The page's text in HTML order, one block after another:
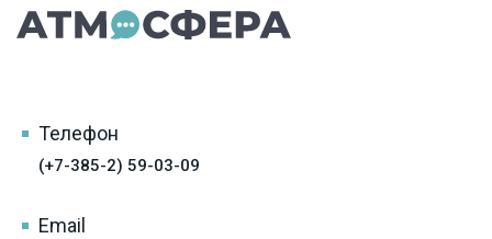
Телефон
(+7-385-2) 59-03-09
Email